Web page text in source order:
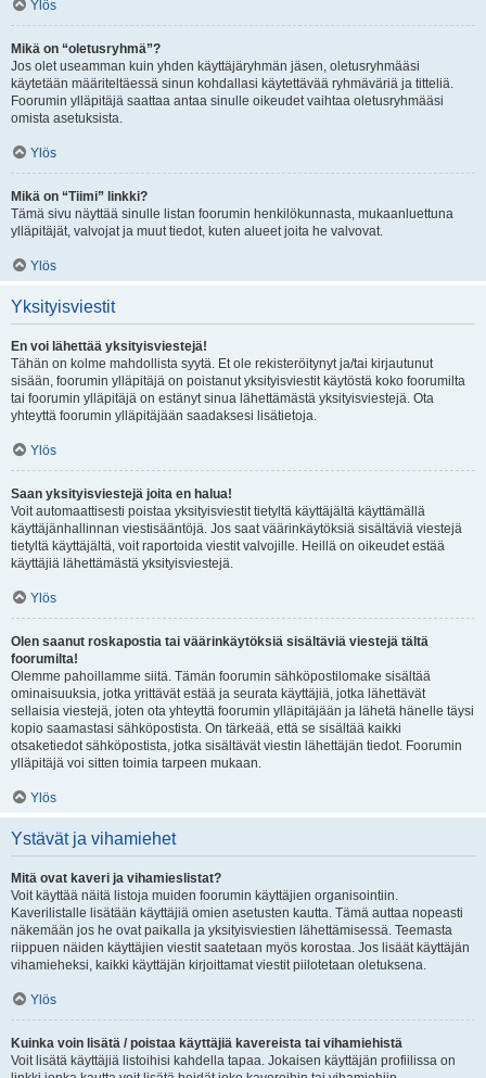
Ylös
Mikä on “oletusryhmä”?
Jos olet useamman kuin yhden käyttäjäryhmän jäsen, oletusryhmääsi
käytetään määriteltäessä sinun kohdallasi käytettävää ryhmäväriä ja titteliä.
Foorumin ylläpitäjä saattaa antaa sinulle oikeudet vaihtaa oletusryhmääsi
omista asetuksista.
Ylös
Mikä on “Tiimi” linkki?
Tämä sivu näyttää sinulle listan foorumin henkilökunnasta, mukaanluettuna
ylläpitäjät, valvojat ja muut tiedot, kuten alueet joita he valvovat.
Ylös
Yksityisviestit
En voi lähettää yksityisviestejä!
Tähän on kolme mahdollista syytä. Et ole rekisteröitynyt ja/tai kirjautunut
sisään, foorumin ylläpitäjä on poistanut yksityisviestit käytöstä koko foorumilta
tai foorumin ylläpitäjä on estänyt sinua lähettämästä yksityisviestejä. Ota
yhteyttä foorumin ylläpitäjään saadaksesi lisätietoja.
Ylös
Saan yksityisviestejä joita en halua!
Voit automaattisesti poistaa yksityisviestit tietyltä käyttäjältä käyttämällä
käyttäjänhallinnan viestisääntöjä. Jos saat väärinkäytöksiä sisältäviä viestejä
tietyltä käyttäjältä, voit raportoida viestit valvojille. Heillä on oikeudet estää
käyttäjiä lähettämästä yksityisviestejä.
Ylös
Olen saanut roskapostia tai väärinkäytöksiä sisältäviä viestejä tältä
foorumilta!
Olemme pahoillamme siitä. Tämän foorumin sähköpostilomake sisältää
ominaisuuksia, jotka yrittävät estää ja seurata käyttäjiä, jotka lähettävät
sellaisia viestejä, joten ota yhteyttä foorumin ylläpitäjään ja lähetä hänelle täysi
kopio saamastasi sähköpostista. On tärkeää, että se sisältää kaikki
otsaketiedot sähköpostista, jotka sisältävät viestin lähettäjän tiedot. Foorumin
ylläpitäjä voi sitten toimia tarpeen mukaan.
Ylös
Ystävät ja vihamiehet
Mitä ovat kaveri ja vihamieslistat?
Voit käyttää näitä listoja muiden foorumin käyttäjien organisointiin.
Kaverilistalle lisätään käyttäjiä omien asetusten kautta. Tämä auttaa nopeasti
näkemään jos he ovat paikalla ja yksityisviestien lähettämisessä. Teemasta
riippuen näiden käyttäjien viestit saatetaan myös korostaa. Jos lisäät käyttäjän
vihamieheksi, kaikki käyttäjän kirjoittamat viestit piilotetaan oletuksena.
Ylös
Kuinka voin lisätä / poistaa käyttäjiä kavereista tai vihamiehistä
Voit lisätä käyttäjiä listoihisi kahdella tapaa. Jokaisen käyttäjän profiilissa on